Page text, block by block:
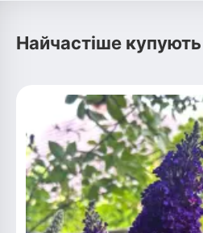
Найчастіше купують